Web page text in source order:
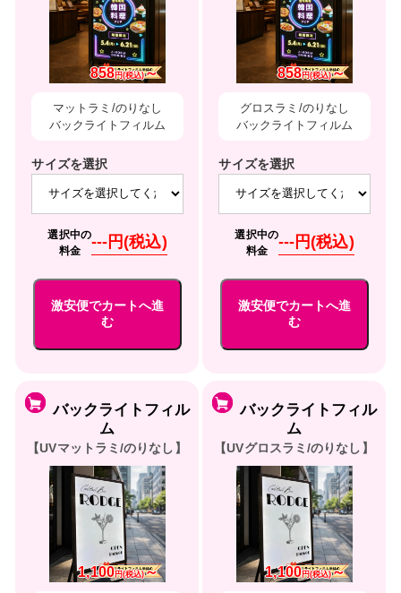
858円(税込)～
マットラミ/のりなし
バックライトフィルム
サイズを選択
選択中の
料金
---円(税込)
激安便でカートへ進
む
858円(税込)～
グロスラミ/のりなし
バックライトフィルム
サイズを選択
選択中の
料金
---円(税込)
激安便でカートへ進
む
バックライトフィル
ム
【UVマットラミ/のりなし】
1,100円(税込)～
バックライトフィル
ム
【UVグロスラミ/のりなし】
1,100円(税込)～